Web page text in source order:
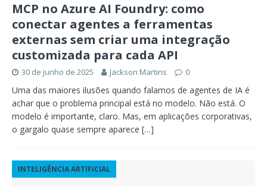
MCP no Azure AI Foundry: como
conectar agentes a ferramentas
externas sem criar uma integração
customizada para cada API
30 de junho de 2025 Jackson Martins 0
Uma das maiores ilusões quando falamos de agentes de IA é
achar que o problema principal está no modelo. Não está. O
modelo é importante, claro. Mas, em aplicações corporativas,
o gargalo quase sempre aparece […]
INTELIGÊNCIA ARTIFICIAL